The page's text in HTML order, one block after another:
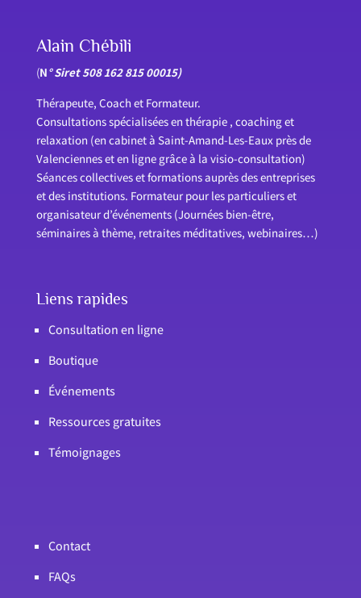
Alain Chébili
(N° Siret 508 162 815 00015)
Thérapeute, Coach et Formateur.
Consultations spécialisées en thérapie , coaching et
relaxation (en cabinet à Saint-Amand-Les-Eaux près de
Valenciennes et en ligne grâce à la visio-consultation)
Séances collectives et formations auprès des entreprises
et des institutions. Formateur pour les particuliers et
organisateur d’événements (Journées bien-être,
séminaires à thème, retraites méditatives, webinaires…)
Liens rapides
Consultation en ligne
Boutique
Événements
Ressources gratuites
Témoignages
Contact
FAQs